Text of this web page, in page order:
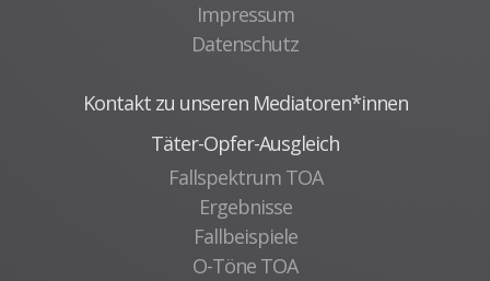
Impressum
Datenschutz
Kontakt zu unseren Mediatoren*innen
Täter-Opfer-Ausgleich
Fallspektrum TOA
Ergebnisse
Fallbeispiele
O-Töne TOA